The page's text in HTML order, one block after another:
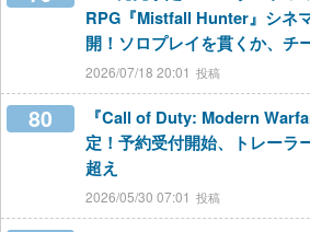
RPG『Mistfall Hunter』シネ
開！ソロプレイを貫くか、チ
2026/07/18 20:01
80
『Call of Duty: Modern
定！予約受付開始、トレーラ
超え
2026/05/30 07:01